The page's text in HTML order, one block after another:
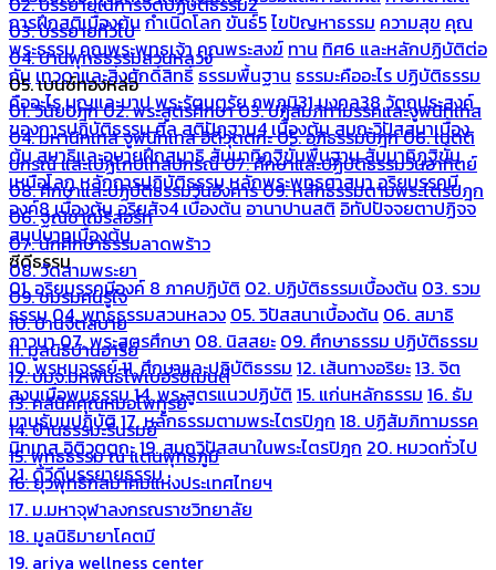
การฝึกสติเบื้องต้นกำเนิดโลกขันธ์5ไขปัญหาธรรม ความสุข คุณ
พระธรรมคุณพระพุทธเจ้าคุณพระสงฆ์ ทาน ทิศ6 และหลักปฏิบัติต่อ
กันเทวดาและสิ่งศักดิ์สิทธิ์ธรรมพื้นฐาน ธรรมะคืออะไร ปฏิบัติธรรม
คืออะไรบุญและบาปพระรัตนตรัยภพภูมิ31 มงคล38 วัตถุประสงค์
ของการปฏิบัติธรรมศีลสติปัฏฐาน4 เบื้องต้นสมถะวิปัสสนาเบื้อง
ต้นสมาธิและอุบายฝึกสมาธิสัมมาทิฏฐิขั้นพื้นฐานสัมมาทิฏฐิขั้น
เหนือโลกหลักการปฏิบัติธรรมหลักพระพุทธศาสนาอริยมรรคมี
องค์8 เบื้องต้นอริยสัจ4 เบื้องต้นอานาปานสติอิทัปปัจจยตาปฏิจจ
สมุปบาทเบื้องต้น
ซีดีธรรม
01. อริยมรรคมีองค์ 8 ภาคปฏิบัติ 02. ปฏิบัติธรรมเบื้องต้น 03. รวม
ธรรม04. พุทธธรรมสวนหลวง 05. วิปัสสนาเบื้องต้น 06. สมาธิ
ภาวนา07. พระสูตรศึกษา 08. นิสสยะ 09. ศึกษาธรรม ปฏิบัติธรรม
10. พรหมจรรย์11. ศึกษาและปฏิบัติธรรม 12. เส้นทางอริยะ13. จิต
สงบเมื่อพบธรรม14. พระสูตรแนวปฏิบัติ 15. แก่นหลักธรรม 16. ธัม
มานุธัมมปฏิบัติ17. หลักธรรมตามพระไตรปิฎก 18. ปฏิสัมภิทามรรค
นิทเทส อิติวุตตกะ19. สมถวิปัสสนาในพระไตรปิฎก 20. หมวดทั่วไป
21. ดีวีดีบรรยายธรรม
03. บรรยายทั่วไป
04. บ้านพุทธธรรมสวนหลวง
05. เบนซ์ทองหล่อ
01. วินัยปิฎก02. พระสูตรศึกษา03. ปฏิสัมภิทามรรคและจูฬนิทเทส
04. มหานิทเทส จูฬนิทเทส อิติวุตตกะ05. อภิธรรมปิฎก06. เนตติ
ปกรณ์ และเปฏโกปเทสปกรณ์07. ศึกษาและปฏิบัติธรรมวันอาทิตย์
08. ศึกษาและปฏิบัติธรรมวันอังคาร09. หลักธรรมตามพระไตรปิฎก
06. ฐณิชาฌ์รีสอร์ท
07. นักศึกษาธรรมลาดพร้าว
08. วัดสามพระยา
09. ชมรมคนรู้ใจ
10. บ้านจิตสบาย
11. มูลนิธิบ้านอารีย์
12. บมจ.มหพันธ์ไฟเบอร์ซีเมนต์
13. คลีนิคคุณหมอไพทูรย์
14. บ้านธรรมะรื่นรมย์
15. พุทธธรรม ณ แดนพุทธภูมิ
16. ยุวพุทธิกสมาคมแห่งประเทศไทยฯ
17. ม.มหาจุฬาลงกรณราชวิทยาลัย
18. มูลนิธิมายาโคตมี
19. ariya wellness center